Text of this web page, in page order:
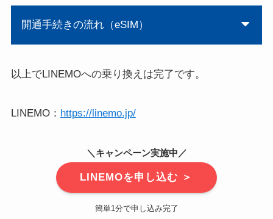
開通手続きの流れ（eSIM）
以上でLINEMOへの乗り換えは完了です。
LINEMO： https://linemo.jp/
＼キャンペーン実施中／
LINEMOを申し込む ＞
簡単1分で申し込み完了